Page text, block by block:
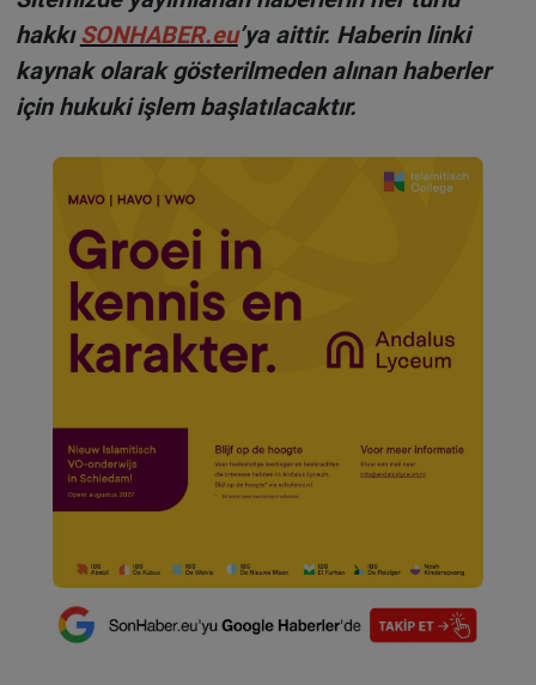
hakkıSONHABER.eu’ya aittir. Haberin linki
kaynak olarak gösterilmeden alınan haberler
için hukuki işlem başlatılacaktır.